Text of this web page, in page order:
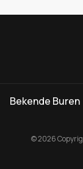
Bekende Buren
© 2026